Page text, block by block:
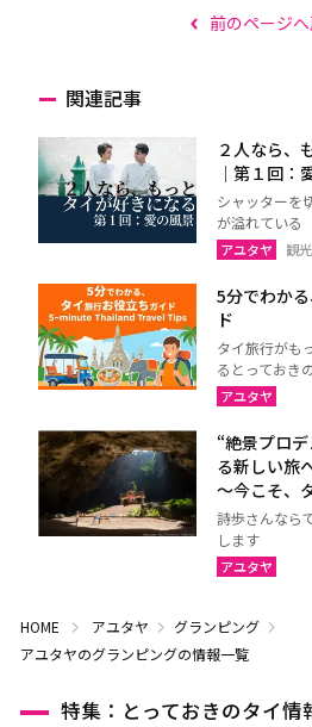
前のページ
関連記事
２人なら、
｜第１回：
シャッターを
が溢れている
アユタヤ 観
5分でわか
ド
タイ旅行がも
るとっておき
アユタヤ
“絶景プロ
る新しい旅
～今こそ、
詩歩さんなら
します
アユタヤ
HOME アユタヤ
グランピング
アユタヤのグランピングの情報一覧
特集：とっておきのタイ情